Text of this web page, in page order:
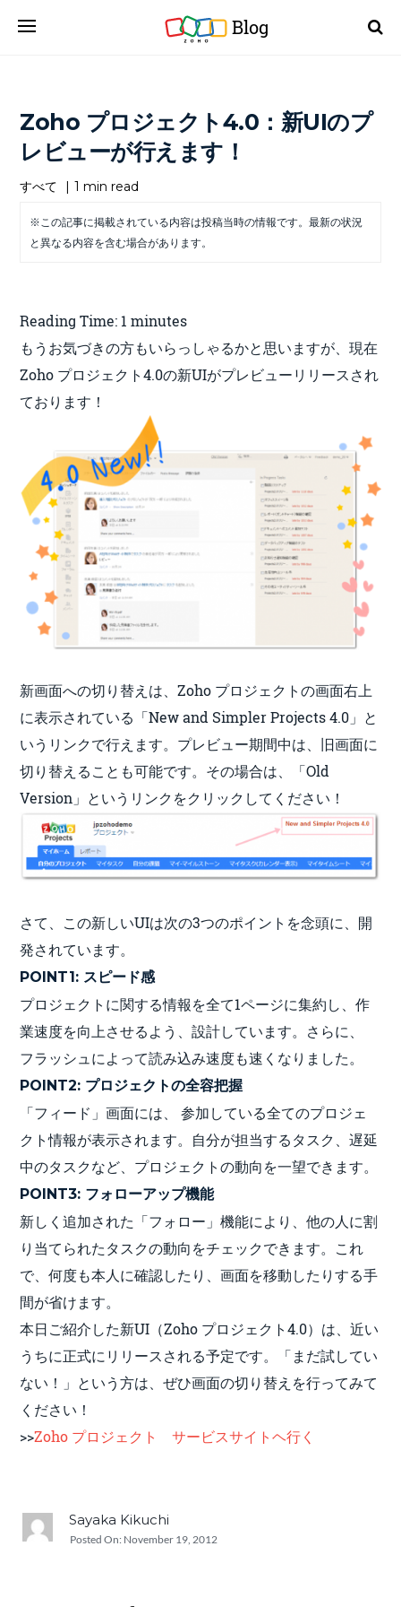
Blog
Zoho プロジェクト4.0：新UIのプ
レビューが行えます！
すべて | 1 min read
※この記事に掲載されている内容は投稿当時の情報です。最新の状況
と異なる内容を含む場合があります。
Reading Time: 1 minutes
もうお気づきの方もいらっしゃるかと思いますが、現在
Zoho プロジェクト4.0の新UIがプレビューリリースされ
ております！
新画面への切り替えは、Zoho プロジェクトの画面右上
に表示されている「New and Simpler Projects 4.0」と
いうリンクで行えます。プレビュー期間中は、旧画面に
切り替えることも可能です。その場合は、「Old
Version」というリンクをクリックしてください！
さて、この新しいUIは次の3つのポイントを念頭に、開
発されています。
POINT1: スピード感
プロジェクトに関する情報を全て1ページに集約し、作
業速度を向上させるよう、設計しています。さらに、
フラッシュによって読み込み速度も速くなりました。
POINT2: プロジェクトの全容把握
「フィード」画面には、 参加している全てのプロジェ
クト情報が表示されます。自分が担当するタスク、遅延
中のタスクなど、プロジェクトの動向を一望できます。
POINT3: フォローアップ機能
新しく追加された「フォロー」機能により、他の人に割
り当てられたタスクの動向をチェックできます。これ
で、何度も本人に確認したり、画面を移動したりする手
間が省けます。
本日ご紹介した新UI（Zoho プロジェクト4.0）は、近い
うちに正式にリリースされる予定です。「まだ試してい
ない！」という方は、ぜひ画面の切り替えを行ってみて
ください！
>>Zoho プロジェクト サービスサイトヘ行く
Sayaka Kikuchi
Posted On: November 19, 2012